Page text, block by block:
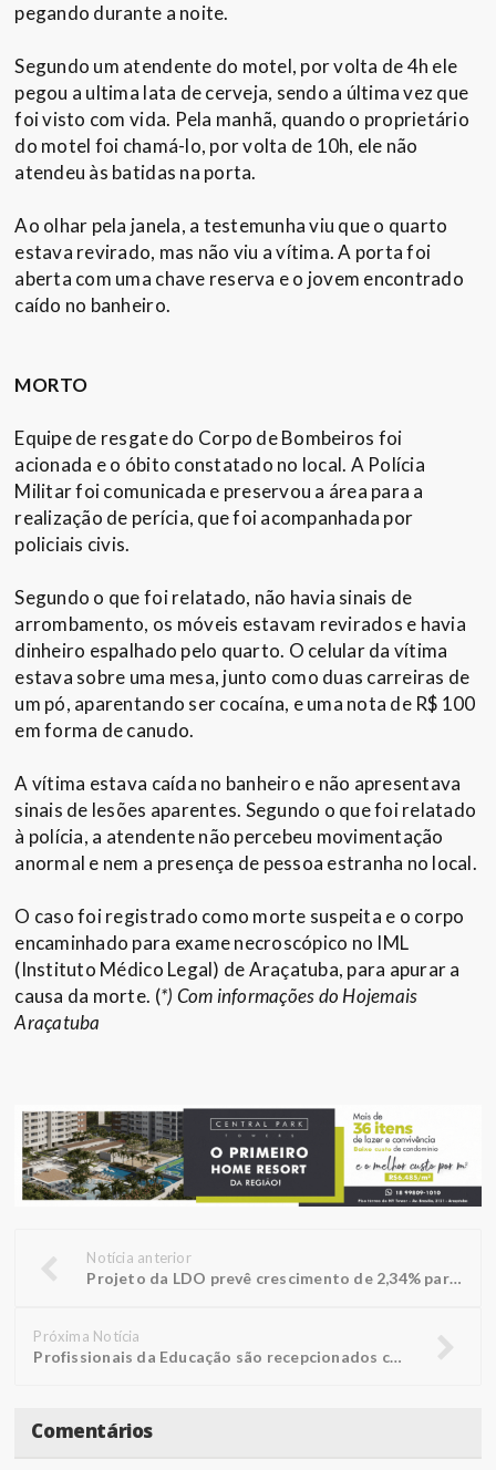
pegando durante a noite.
Segundo um atendente do motel, por volta de 4h ele
pegou a ultima lata de cerveja, sendo a última vez que
foi visto com vida. Pela manhã, quando o proprietário
do motel foi chamá-lo, por volta de 10h, ele não
atendeu às batidas na porta.
Ao olhar pela janela, a testemunha viu que o quarto
estava revirado, mas não viu a vítima. A porta foi
aberta com uma chave reserva e o jovem encontrado
caído no banheiro.
MORTO
Equipe de resgate do Corpo de Bombeiros foi
acionada e o óbito constatado no local. A Polícia
Militar foi comunicada e preservou a área para a
realização de perícia, que foi acompanhada por
policiais civis.
Segundo o que foi relatado, não havia sinais de
arrombamento, os móveis estavam revirados e havia
dinheiro espalhado pelo quarto. O celular da vítima
estava sobre uma mesa, junto como duas carreiras de
um pó, aparentando ser cocaína, e uma nota de R$ 100
em forma de canudo.
A vítima estava caída no banheiro e não apresentava
sinais de lesões aparentes. Segundo o que foi relatado
à polícia, a atendente não percebeu movimentação
anormal e nem a presença de pessoa estranha no local.
O caso foi registrado como morte suspeita e o corpo
encaminhado para exame necroscópico no IML
(Instituto Médico Legal) de Araçatuba, para apurar a
causa da morte. (*) Com informações do Hojemais
Araçatuba
Notícia anterior
Projeto da LDO prevê crescimento de 2,34% para o país no próximo ano
Próxima Notícia
Profissionais da Educação são recepcionados com palestra performática
Comentários